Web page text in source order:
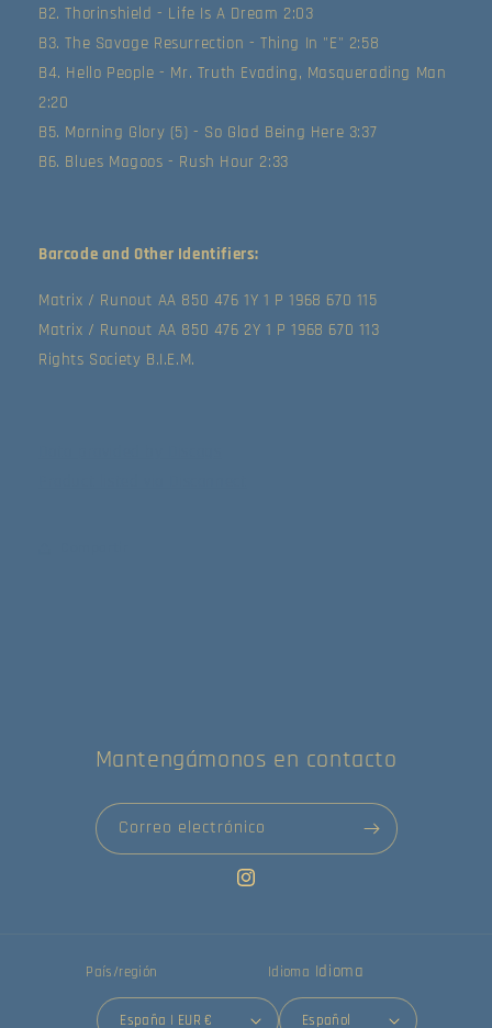
B2. Thorinshield - Life Is A Dream 2:03
B3. The Savage Resurrection - Thing In "E" 2:58
B4. Hello People - Mr. Truth Evading, Masquerading Man
2:20
B5. Morning Glory (5) - So Glad Being Here 3:37
B6. Blues Magoos - Rush Hour 2:33
Barcode and Other Identifiers:
Matrix / Runout AA 850 476 1Y 1 P 1968 670 115
Matrix / Runout AA 850 476 2Y 1 P 1968 670 113
Rights Society B.I.E.M.
Mantengámonos en contacto
Correo electrónico
Instagram
País/región
España | EUR €
Idioma Idioma
Español